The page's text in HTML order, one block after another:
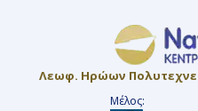
Λεωφ. Ηρώων
Μέλος: